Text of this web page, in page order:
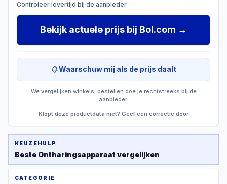
Controleer levertijd bij de aanbieder
Bekijk actuele prijs bij Bol.com →
Waarschuw mij als de prijs daalt
We vergelijken winkels; bestellen doe je rechtstreeks bij de
aanbieder.
Klopt deze productdata niet? Geef een correctie door
KEUZEHULP
Beste Ontharingsapparaat vergelijken
CATEGORIE